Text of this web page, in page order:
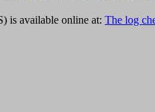
is available online at: The log